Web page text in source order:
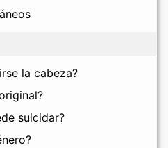
la cabeza?
suicidar?